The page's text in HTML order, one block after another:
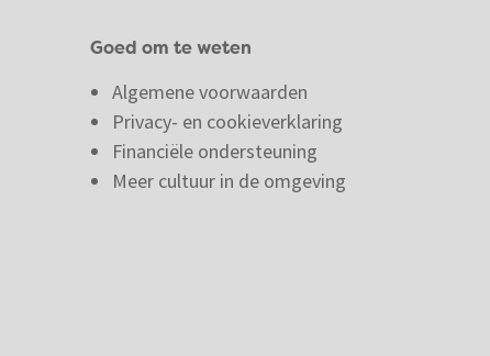
Goed om te weten
Algemene voorwaarden
Privacy- en cookieverklaring
Financiële ondersteuning
Meer cultuur in de omgeving